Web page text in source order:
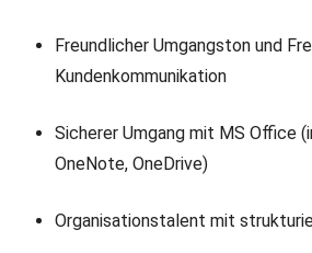
Freundlicher Umgangston und
Kundenkommunikation
Sicherer Umgang mit MS Office
OneNote, OneDrive)
Organisationstalent mit